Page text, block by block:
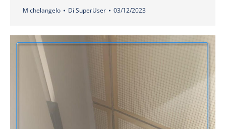
Michelangelo Di SuperUser 03/12/2023